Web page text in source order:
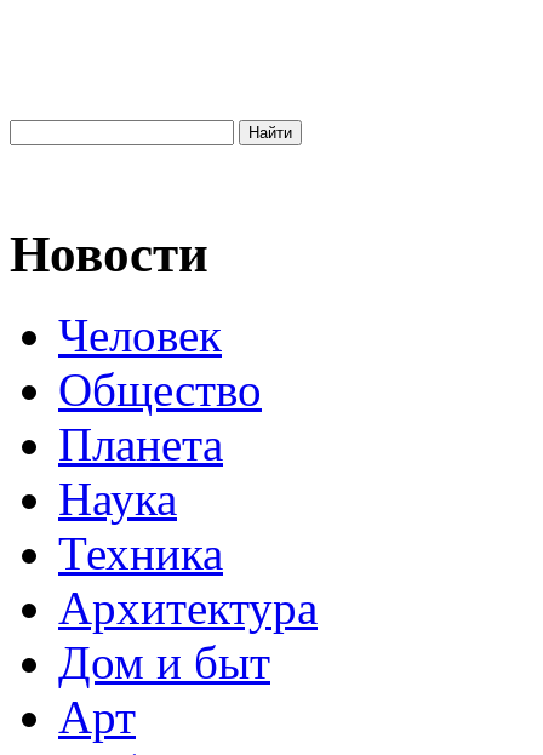
Новости
Человек
Общество
Планета
Наука
Техника
Архитектура
Дом и быт
Арт